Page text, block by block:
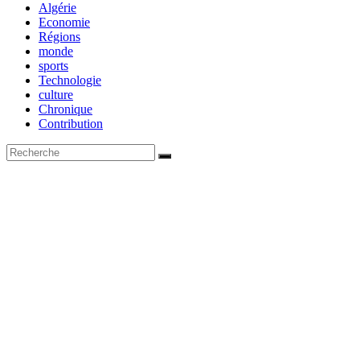
Algérie
Economie
Régions
monde
sports
Technologie
culture
Chronique
Contribution